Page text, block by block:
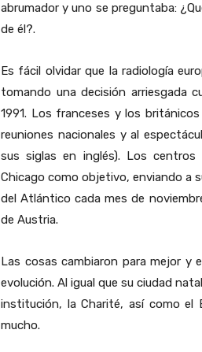
abrumador y uno se preguntaba:
de él?.
Es fácil olvidar que la radiología
tomando una decisión arriesgada
1991. Los franceses y los
reuniones nacionales y al
sus siglas en inglés). Los
Chicago como objetivo, enviando a
del Atlántico cada mes de
de Austria.
Las cosas cambiaron para mejor y
evolución. Al igual que su ciudad
institución, la Charité, así como el
mucho.